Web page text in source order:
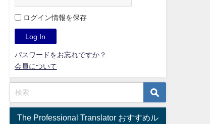
ログイン情報を保存
パスワードをお忘れですか？
会員について
The Professional Translator おすすめル